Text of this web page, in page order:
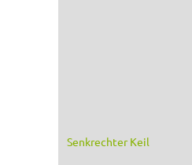
Senkrechter Keil